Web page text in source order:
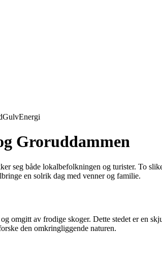
GulvEnergi
Groruddammen
seg både lokalbefolkningen og turister. To
en solrik dag med venner og familie.
omgitt av frodige skoger. Dette stedet er en
den omkringliggende naturen.